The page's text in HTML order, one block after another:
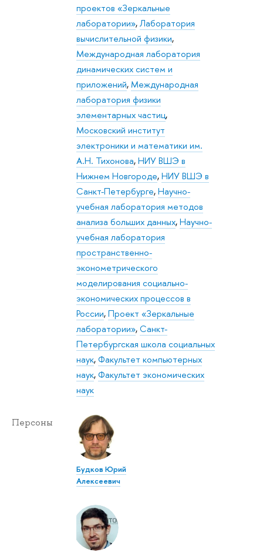
проектов «Зеркальные
лаборатории»,Лаборатория
вычислительной физики,
Международная лаборатория
динамических систем и
приложений,Международная
лаборатория физики
элементарных частиц,
Московский институт
электроники и математики им.
А.Н. Тихонова,НИУ ВШЭ в
Нижнем Новгороде,НИУ ВШЭ в
Санкт-Петербурге,Научно-
учебная лаборатория методов
анализа больших данных,Научно-
учебная лаборатория
пространственно-
эконометрического
моделирования социально-
экономических процессов в
России,Проект «Зеркальные
лаборатории»,Санкт-
Петербургская школа социальных
наук,Факультет компьютерных
наук,Факультет экономических
наук
Персоны
Будков Юрий
Алексеевич